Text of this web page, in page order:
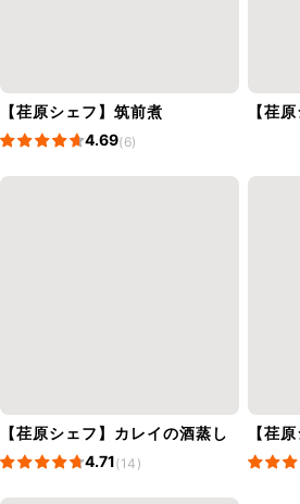
【荏原シェフ】筑前煮
4.69(6)
【荏
【荏原シェフ】カレイの酒蒸し
4.71(14)
【荏